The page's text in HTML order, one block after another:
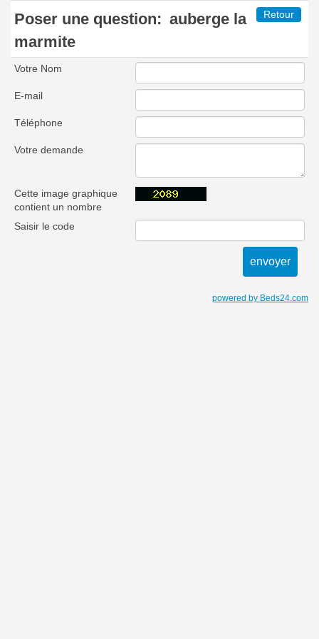
Retour
Poser une question: auberge la
marmite
Votre Nom
E-mail
Téléphone
Votre demande
Cette image graphique
contient un nombre
Saisir le code
powered by Beds24.com